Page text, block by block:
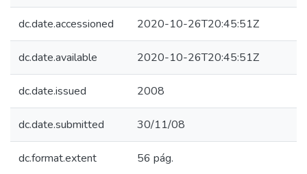
dc.date.accessioned 2020-10-26T20:45:51Z
dc.date.available 2020-10-26T20:45:51Z
dc.date.issued 2008
dc.date.submitted 30/11/08
dc.format.extent 56 pág.